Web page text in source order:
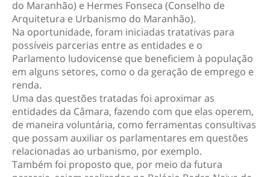
do Maranhão) e Hermes Fonseca (Conselho de
Arquitetura e Urbanismo do Maranhão).
Na oportunidade, foram iniciadas tratativas para
possíveis parcerias entre as entidades e o
Parlamento ludovicense que beneficiem à população
em alguns setores, como o da geração de emprego e
renda.
Uma das questões tratadas foi aproximar as
entidades da Câmara, fazendo com que elas operem,
de maneira voluntária, como ferramentas consultivas
que possam auxiliar os parlamentares em questões
relacionadas ao urbanismo, por exemplo.
Também foi proposto que, por meio da futura